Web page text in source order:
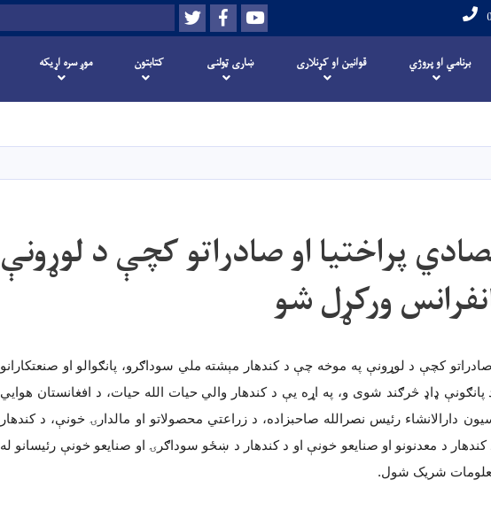
Youtube
Facebook
Twitter
لټون
برنامي او پروژي قوانین او کړنلاری ښاری ټولنی کتابتون موږ سره اړیکه
پراختیا او صادراتو کچې د لوړونې
ورکړل شو
صادراتو کچې د لوړونې په موخه چې د کندهار مېشته ملي سوداګرو، پانګوالو او صنعتکارانو
ډاډ څرګند شوی و، په اړه يې د کندهار والي حیات الله حیات، د افغانستان هوایي
دارالانشاء رئيس نصرالله صاحبزاده، د زراعتي محصولاتو او مالدارۍ خونې، د کندهار
د معدنونو او صنایعو خونې او د کندهار د ښځو سوداګرۍ او صنایعو خونې رئيسانو له
شریک شول.